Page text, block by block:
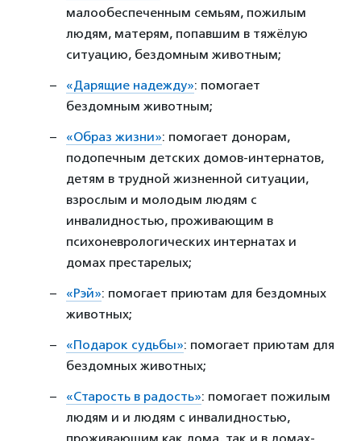
малообеспеченным семьям, пожилым
людям, матерям, попавшим в тяжёлую
ситуацию, бездомным животным;
«Дарящие надежду»: помогает
бездомным животным;
«Образ жизни»: помогает донорам,
подопечным детских домов-интернатов,
детям в трудной жизненной ситуации,
взрослым и молодым людям с
инвалидностью, проживающим в
психоневрологических интернатах и
домах престарелых;
«Рэй»: помогает приютам для бездомных
животных;
«Подарок судьбы»: помогает приютам для
бездомных животных;
«Старость в радость»: помогает пожилым
людям и и людям с инвалидностью,